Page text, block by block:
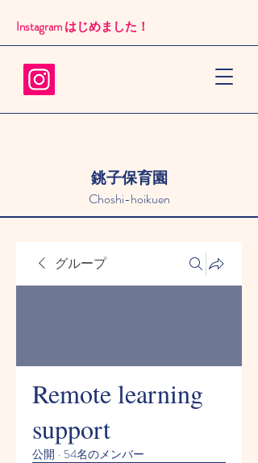
銚子保育園
Choshi-hoikuen
Instagram はじめました！​
グループ
Remote learning
support
公開 · 54名のメンバー